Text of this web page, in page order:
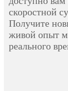
скоростной
Получите
живой опыт
реального